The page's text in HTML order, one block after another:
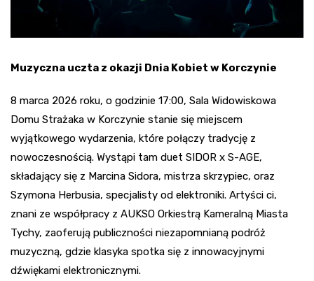
Muzyczna uczta z okazji Dnia Kobiet w Korczynie
8 marca 2026 roku, o godzinie 17:00, Sala Widowiskowa
Domu Strażaka w Korczynie stanie się miejscem
wyjątkowego wydarzenia, które połączy tradycję z
nowoczesnością. Wystąpi tam duet SIDOR x S-AGE,
składający się z Marcina Sidora, mistrza skrzypiec, oraz
Szymona Herbusia, specjalisty od elektroniki. Artyści ci,
znani ze współpracy z AUKSO Orkiestrą Kameralną Miasta
Tychy, zaoferują publiczności niezapomnianą podróż
muzyczną, gdzie klasyka spotka się z innowacyjnymi
dźwiękami elektronicznymi.